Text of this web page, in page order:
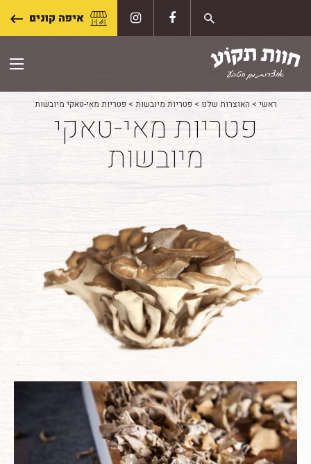
content
איפה קונים
ראשי > האוצרות שלנו > פטריות מיובשות > פטריות מאי-טאקי מיובשות
פטריות מאי-טאקי
מיובשות